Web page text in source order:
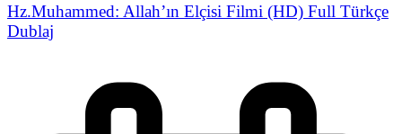
Hz.Muhammed: Allah’ın Elçisi Filmi (HD) Full Türkçe
Dublaj